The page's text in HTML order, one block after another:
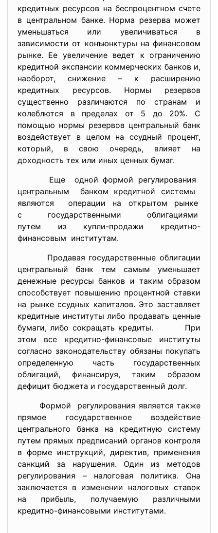
кредитных ресурсов на беспроцентном счете
в центральном банке. Норма резерва может
уменьшаться или увеличиваться в
зависимости от конъюнктуры на финансовом
рынке. Ее увеличение ведет к ограничению
кредитной экспансии коммерческих банков и,
наоборот, снижение – к расширению
кредитных ресурсов. Нормы резервов
существенно различаются по странам и
колеблются в пределах от 5 до 20%. С
помощью нормы резервов центральный банк
воздействует в целом на ссудный процент,
который, в свою очередь, влияет на
доходность тех или иных ценных бумаг.
Еще одной формой регулирования
центральным банком кредитной системы
являются операции на открытом рынке
с государственными облигациями
путем из купли-продажи кредитно-
финансовым институтам.
Продавая государственные облигации
центральный банк тем самым уменьшает
денежные ресурсы банков и таким образом
способствует повышению процентной ставки
на рынке ссудных капиталов. Это заставляет
кредитные институты либо продавать ценные
бумаги, либо сокращать кредиты. При
этом все кредитно-финансовые институты
согласно законодательству обязаны покупать
определенную часть государственных
облигаций, финансируя, таким образом
дефицит бюджета и государственный долг.
Формой регулирования является также
прямое государственное воздействие
центрального банка на кредитную систему
путем прямых предписаний органов контроля
в форме инструкций, директив, применения
санкций за нарушения. Один из методов
регулирования – налоговая политика. Она
заключается в изменении налоговых ставок
на прибыль, получаемую различными
кредитно-финансовыми институтами.